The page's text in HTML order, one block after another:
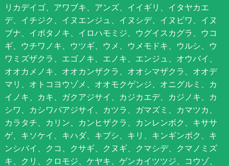
リカデイゴ、アワブキ、アンズ、イイギリ、イタヤカエ
デ、イチジク、イヌエンジュ、イヌシデ、イヌビワ、イヌ
ブナ、イボタノキ、イロハモミジ、ウグイスカグラ、ウコ
ギ、ウチワノキ、ウツギ、ウメ、ウメモドキ、ウルシ、ウ
ワミズザクラ、エゴノキ、エノキ、エンジュ、オウバイ、
オオカメノキ、オオカンザクラ、オオシマザクラ、オオデ
マリ、オトコヨウゾメ、オオモクゲンジ、オニグルミ、カ
イノキ、カキ、ガクアジサイ、カジカエデ、カジノキ、カ
シワ、カシワバアジサイ、カツラ、ガマズミ、カマツカ、
カラタチ、カリン、カンヒザクラ、カンレンボク、キササ
ゲ、キソケイ、キハダ、キブシ、キリ、キンギンボク、キ
ンシバイ、クコ、クサギ、クヌギ、クマシデ、クマノミズ
キ、クリ、クロモジ、ケヤキ、ゲンカイツツジ、コウゾ、